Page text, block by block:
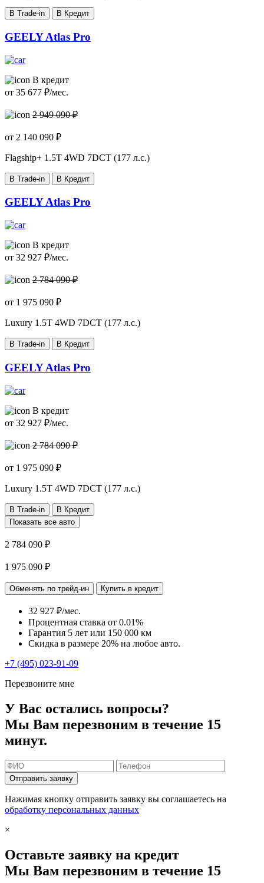
В Trade-in В Кредит
GEELY Atlas Pro
В кредит
от 35 677 ₽/мес.
2 949 090 ₽
от 2 140 090 ₽
Flagship+ 1.5T 4WD 7DCT (177 л.с.)
В Trade-in В Кредит
GEELY Atlas Pro
В кредит
от 32 927 ₽/мес.
2 784 090 ₽
от 1 975 090 ₽
Luxury 1.5T 4WD 7DCT (177 л.с.)
В Trade-in В Кредит
GEELY Atlas Pro
В кредит
от 32 927 ₽/мес.
2 784 090 ₽
от 1 975 090 ₽
Luxury 1.5T 4WD 7DCT (177 л.с.)
В Trade-in
В Кредит
Показать все авто
2 784 090 ₽
1 975 090 ₽
Обменять по трейд-ин Купить в кредит
32 927 ₽/мес.
Процентная ставка от 0.01%
Гарантия 5 лет или 150 000 км
Скидка в размере 20% на любое авто.
+7 (495) 023-91-09
Перезвоните мне
У Вас остались вопросы?
Мы Вам перезвоним в течение 15
минут.
Отправить заявку
Нажимая кнопку отправить заявку вы соглашаетесь на
обработку персональных данных
×
Оставьте заявку на кредит
Мы Вам перезвоним в течение 15